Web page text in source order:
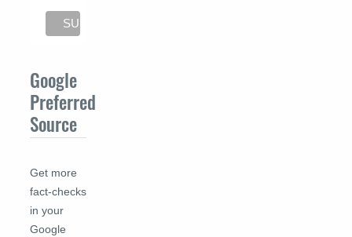
Google
Preferred
Source
Get more
fact-checks
in your
Google